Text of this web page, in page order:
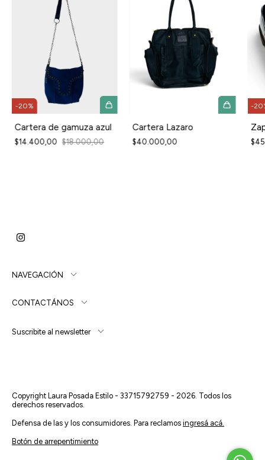
-20%
Cartera de gamuza azul
$14.400,00 $18.000,00
Cartera Lazaro
$40.000,00
-20
NAVEGACIÓN
CONTACTÁNOS
Suscribite al newsletter
Copyright Laura Posada Estilo - 33715792759 - 2026. Todos los
derechos reservados.
Defensa de las y los consumidores. Para reclamos ingresá acá.
Botón de arrepentimiento